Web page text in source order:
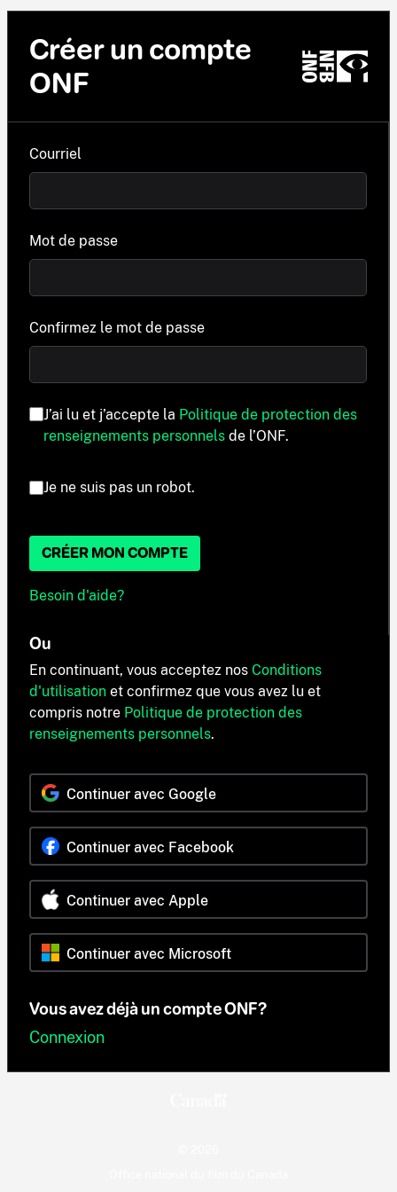
Créer un compte
ONF
Courriel
Mot de passe
Confirmez le mot de passe
J’ai lu et j’accepte la Politique de protection des
renseignements personnels de l’ONF.
Je ne suis pas un robot.
CRÉER MON COMPTE
Besoin d'aide?
Ou
En continuant, vous acceptez nos Conditions
d'utilisation et confirmez que vous avez lu et
compris notre Politique de protection des
renseignements personnels.
Continuer avec Google
Continuer avec Facebook
Continuer avec Apple
Continuer avec Microsoft
Vous avez déjà un compte ONF?
Connexion